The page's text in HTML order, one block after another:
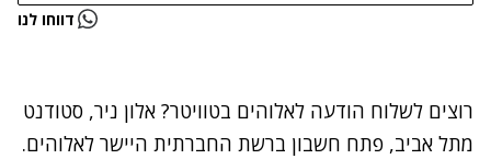
נתקלנו בבעיה דווחו לנו
רוצים לשלוח הודעה לאלוהים בטוויטר? אלון ניר, סטודנט
מתל אביב, פתח חשבון ברשת החברתית היישר לאלוהים.